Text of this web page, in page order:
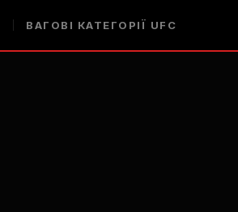
ВАГОВІ КАТЕГОРІЇ UFC